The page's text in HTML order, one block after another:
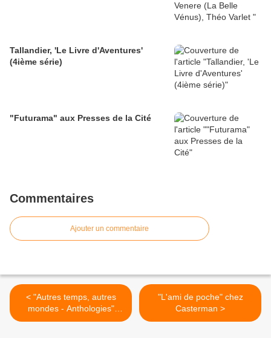
Tallandier, 'Le Livre d'Aventures'
(4ième série)
"Futurama" aux Presses de la Cité
Commentaires
Ajouter un commentaire
< "Autres temps, autres
mondes - Anthologies"
(Casterman)
"L'ami de poche" chez
Casterman >